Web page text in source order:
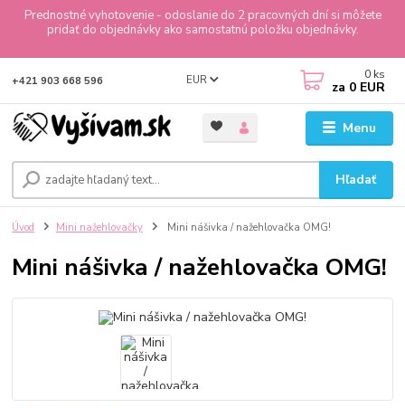
Prednostné vyhotovenie - odoslanie do 2 pracovných dní si môžete
pridať do objednávky ako samostatnú položku objednávky.
Menu
EUR
Hľadať
+421 903 668 596 0 ks
za 0 EUR
Úvod Mini nažehlovačky Mini nášivka / nažehlovačka OMG!
Mini nášivka / nažehlovačka OMG!